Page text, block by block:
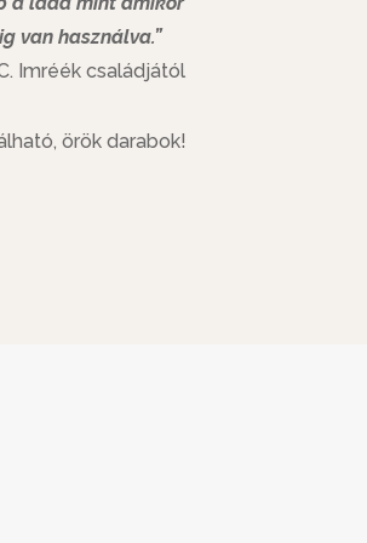
van használva.”
Imréék családjától
örök darabok!